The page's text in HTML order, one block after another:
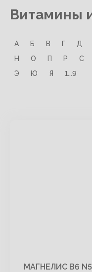
Витамины
А Б В Г Д
Н
О П Р С
Э
Ю Я 1...9
МАГНЕЛИС В6